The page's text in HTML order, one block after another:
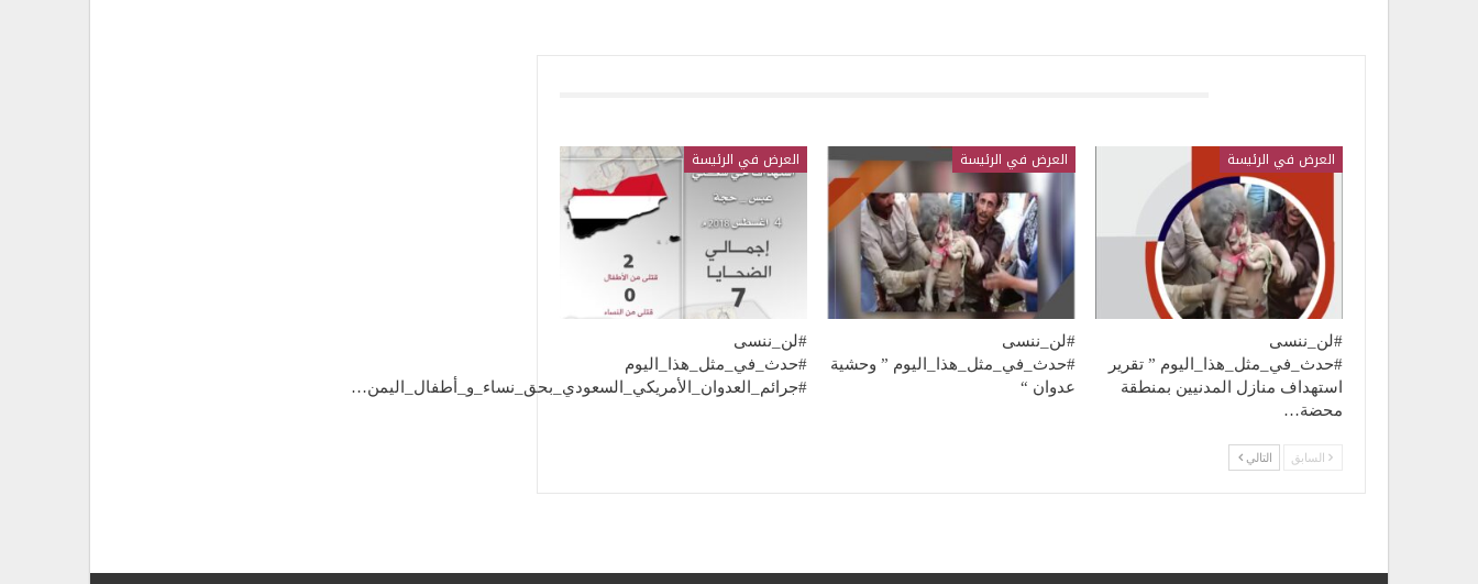
العرض في الرئيسة
#لن_ننسى
#حدث_في_مثل_هذا_اليوم ” تقرير
استهداف منازل المدنيين بمنطقة
محضة…
العرض في الرئيسة
#لن_ننسى
#حدث_في_مثل_هذا_اليوم ” وحشية
عدوان “
العرض في الرئيسة
#لن_ننسى
#حدث_في_مثل_هذا_اليوم
#جرائم_العدوان_الأمريكي_السعودي_بحق_نساء_و_أطفال_اليمن…
السابق التالي